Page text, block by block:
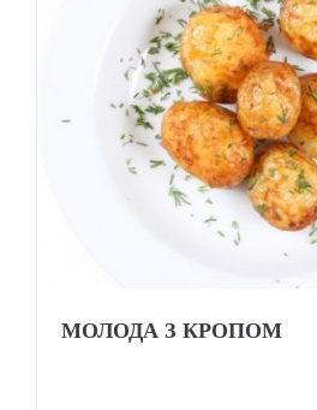
МОЛОДА З КРОПОМ